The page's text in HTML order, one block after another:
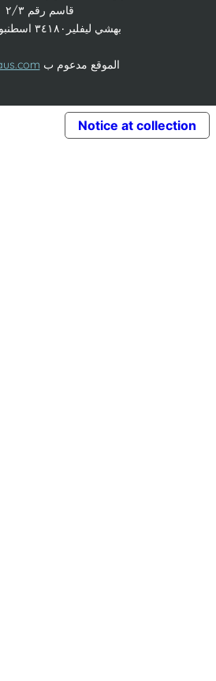
قاسم رقم ٢/٣
بهشي ليفلير٣٤١٨٠ اسطنبول - تركيا
الموقع مدعوم بFocalHaus.com
Notice at